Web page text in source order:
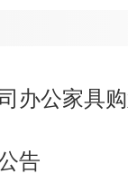
办公家具购
告